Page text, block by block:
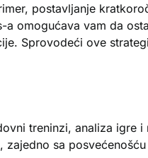
postavljanje
omogućava vam da
Sprovodeći ove
treninzi, analiza igre
sa